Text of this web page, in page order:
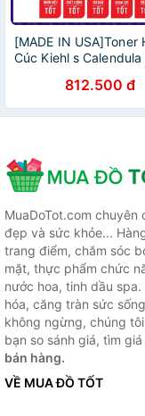
[MADE IN USA]Toner
Cúc Kiehl s
Toner Dưỡng Ẩm,
Làm Dịu Sưng Mụn
812.500 đ
MuaDoTot.com
đẹp và sức khỏe...
trang điểm, chăm sóc
mặt, thực phẩm chức
nước hoa, tinh dầu
hóa, căng tràn sức
không ngừng, chúng
bạn so sánh giá, tìm
bán hàng.
VỀ MUA ĐỒ TỐT